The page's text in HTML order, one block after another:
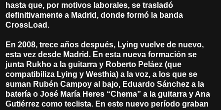
hasta que, por motivos laborales, se trasladó
definitivamente a Madrid, donde formó la banda
CrossLoad.
En 2008, trece años después, Lying vuelve de nuevo,
esta vez desde Madrid. En esta nueva formación se
junta Rukho a la guitarra y Roberto Peláez (que
compatibiliza Lying y Westhia) a la voz, a los que se
suman Rubén Campoy al bajo, Eduardo Sánchez a la
batería o José María Heres “Chema” a la guitarra y Ana
Gutiérrez como teclista. En este nuevo período graban